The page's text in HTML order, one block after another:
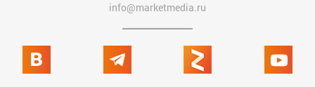
info@marketmedia.ru